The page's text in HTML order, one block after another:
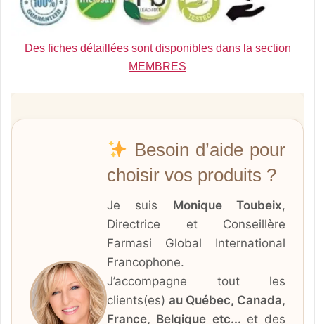
Des fiches détaillées sont disponibles dans la section
MEMBRES
Besoin d’aide pour
choisir vos produits ?
Je suis Monique Toubeix,
Directrice et Conseillère
Farmasi Global International
Francophone.
J’accompagne tout les
clients(es) au Québec, Canada,
France, Belgique etc... et des